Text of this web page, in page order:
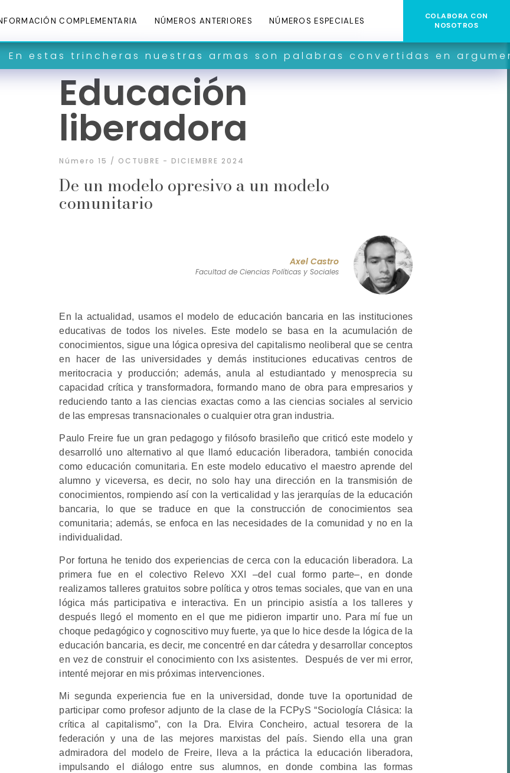
COMPLEMENTARIA NÚMEROS ANTERIORES NÚMEROS ESPECIALES
COLABORA CON
NOSOTROS
nuestras armas son palabras convertidas en argumentos y
Educación
liberadora
Número 15 / OCTUBRE - DICIEMBRE 2024
De un modelo opresivo a un modelo
comunitario
Axel Castro
Facultad de Ciencias Políticas y Sociales
En la actualidad, usamos el modelo de educación bancaria en las instituciones
educativas de todos los niveles. Este modelo se basa en la acumulación de
conocimientos, sigue una lógica opresiva del capitalismo neoliberal que se centra
en hacer de las universidades y demás instituciones educativas centros de
meritocracia y producción; además, anula al estudiantado y menosprecia su
capacidad crítica y transformadora, formando mano de obra para empresarios y
reduciendo tanto a las ciencias exactas como a las ciencias sociales al servicio
de las empresas transnacionales o cualquier otra gran industria.
Paulo Freire fue un gran pedagogo y filósofo brasileño que criticó este modelo y
desarrolló uno alternativo al que llamó educación liberadora, también conocida
como educación comunitaria. En este modelo educativo el maestro aprende del
alumno y viceversa, es decir, no solo hay una dirección en la transmisión de
conocimientos, rompiendo así con la verticalidad y las jerarquías de la educación
bancaria, lo que se traduce en que la construcción de conocimientos sea
comunitaria; además, se enfoca en las necesidades de la comunidad y no en la
individualidad.
Por fortuna he tenido dos experiencias de cerca con la educación liberadora. La
primera fue en el colectivo Relevo XXI –del cual formo parte–, en donde
realizamos talleres gratuitos sobre política y otros temas sociales, que van en una
lógica más participativa e interactiva. En un principio asistía a los talleres y
después llegó el momento en el que me pidieron impartir uno. Para mí fue un
choque pedagógico y cognoscitivo muy fuerte, ya que lo hice desde la lógica de la
educación bancaria, es decir, me concentré en dar cátedra y desarrollar conceptos
en vez de construir el conocimiento con lxs asistentes. Después de ver mi error,
intenté mejorar en mis próximas intervenciones.
Mi segunda experiencia fue en la universidad, donde tuve la oportunidad de
participar como profesor adjunto de la clase de la FCPyS “Sociología Clásica: la
crítica al capitalismo”, con la Dra. Elvira Concheiro, actual tesorera de la
federación y una de las mejores marxistas del país. Siendo ella una gran
admiradora del modelo de Freire, lleva a la práctica la educación liberadora,
impulsando el diálogo entre sus alumnos, en donde combina las formas